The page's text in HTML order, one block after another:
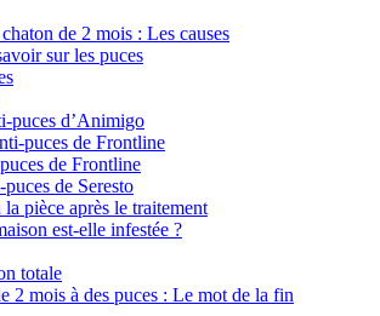
de 2 mois : Les causes
sur les puces
puces d’Animigo
puces de Frontline
de Frontline
de Seresto
pièce après le traitement
est-elle infestée ?
totale
2 mois à des puces : Le mot de la fin